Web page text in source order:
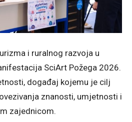
i ruralnog razvoja u
SciArt Požega 2026.
događaj kojemu je cilj
znanosti, umjetnosti i
zajednicom.